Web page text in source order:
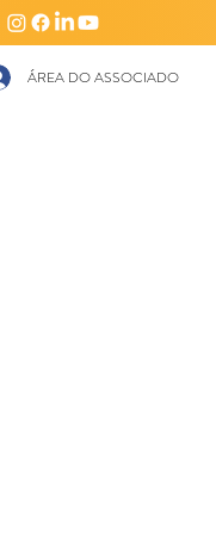
ÁREA DO ASSOCIADO